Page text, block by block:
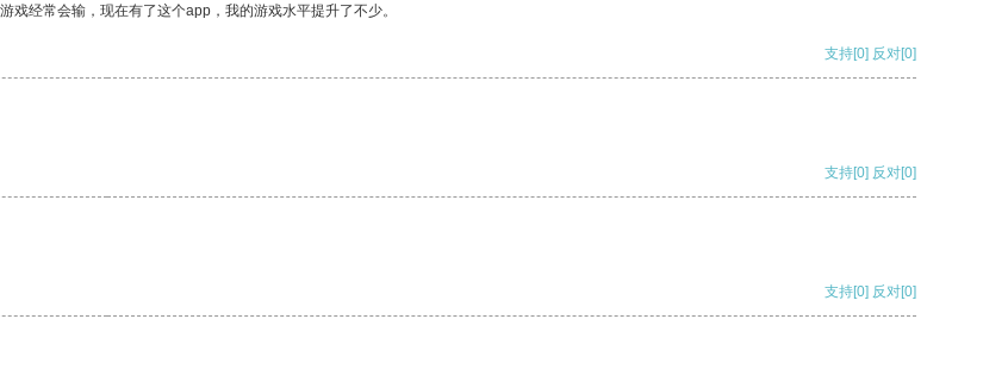
经常会输，现在有了这个app，我的游戏水平提升了不少。
支持[0] 反对[0]
支持[0] 反对[0]
支持[0] 反对[0]